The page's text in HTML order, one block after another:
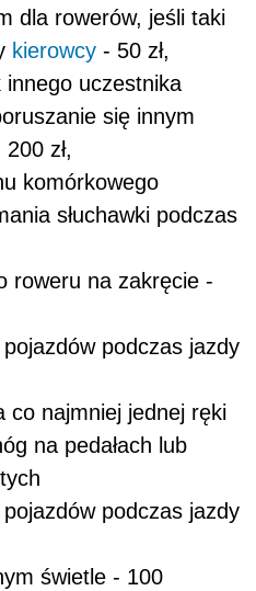
dla rowerów, jeśli taki
kierowcy - 50 zł,
uczestnika
się innym
zł,
komórkowego
słuchawki podczas
roweru na zakręcie -
podczas jazdy
co najmniej jednej ręki
na pedałach lub
podczas jazdy
świetle - 100